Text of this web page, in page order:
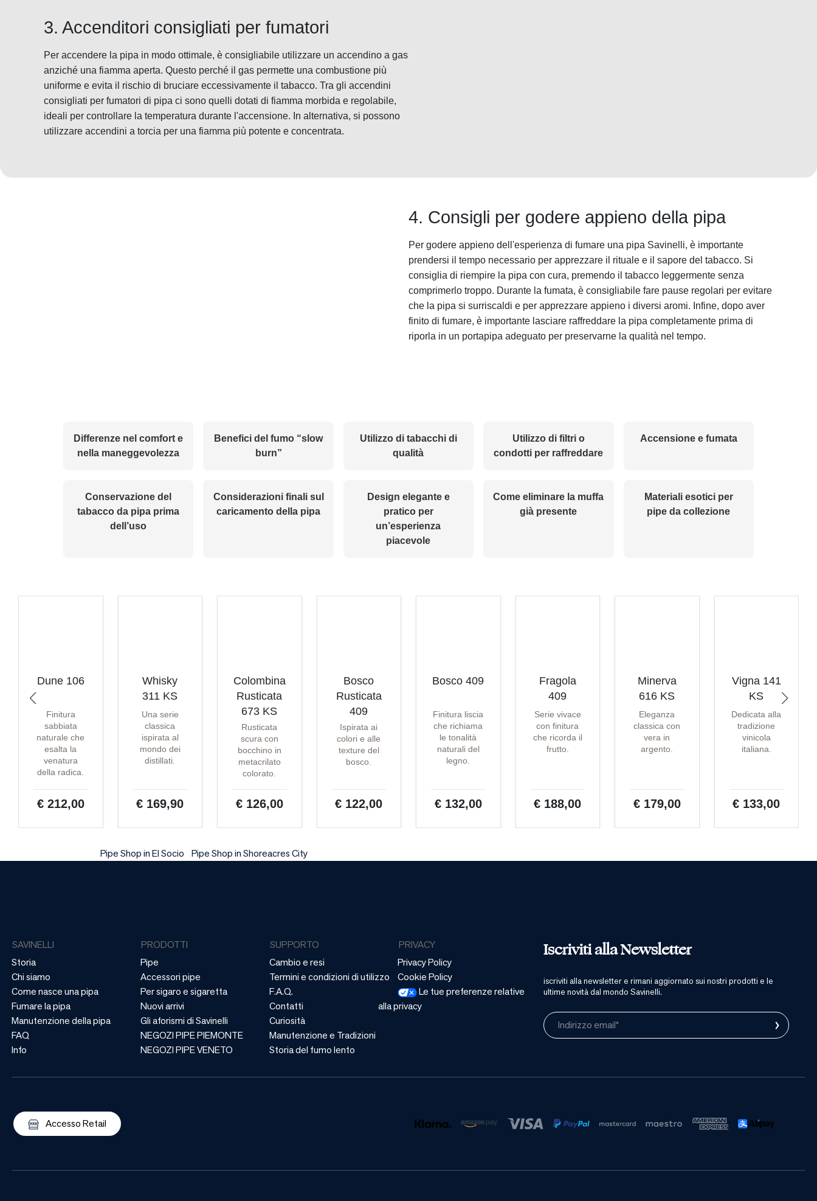
3. Accenditori consigliati per fumatori
Per accendere la pipa in modo ottimale, è consigliabile utilizzare un accendino a gas
anziché una fiamma aperta. Questo perché il gas permette una combustione più
uniforme e evita il rischio di bruciare eccessivamente il tabacco. Tra gli accendini
consigliati per fumatori di pipa ci sono quelli dotati di fiamma morbida e regolabile,
ideali per controllare la temperatura durante l'accensione. In alternativa, si possono
utilizzare accendini a torcia per una fiamma più potente e concentrata.
4. Consigli per godere appieno della pipa
Per godere appieno dell'esperienza di fumare una pipa Savinelli, è importante
prendersi il tempo necessario per apprezzare il rituale e il sapore del tabacco. Si
consiglia di riempire la pipa con cura, premendo il tabacco leggermente senza
comprimerlo troppo. Durante la fumata, è consigliabile fare pause regolari per evitare
che la pipa si surriscaldi e per apprezzare appieno i diversi aromi. Infine, dopo aver
finito di fumare, è importante lasciare raffreddare la pipa completamente prima di
riporla in un portapipa adeguato per preservarne la qualità nel tempo.
Differenze nel comfort e
nella maneggevolezza
Benefici del fumo “slow
burn”
Utilizzo di tabacchi di
qualità
Utilizzo di filtri o
condotti per raffreddare
Accensione e fumata
Conservazione del
tabacco da pipa prima
dell’uso
Considerazioni finali sul
caricamento della pipa
Design elegante e
pratico per
un’esperienza
piacevole
Come eliminare la muffa
già presente
Materiali esotici per
pipe da collezione
Dune 106
Finitura
sabbiata
naturale che
esalta la
venatura
della radica.
€ 212,00
Whisky
311 KS
Una serie
classica
ispirata al
mondo dei
distillati.
€ 169,90
Colombina
Rusticata
673 KS
Rusticata
scura con
bocchino in
metacrilato
colorato.
€ 126,00
Bosco
Rusticata
409
Ispirata ai
colori e alle
texture del
bosco.
€ 122,00
Bosco 409
Finitura liscia
che richiama
le tonalità
naturali del
legno.
€ 132,00
Fragola
409
Serie vivace
con finitura
che ricorda il
frutto.
€ 188,00
Minerva
616 KS
Eleganza
classica con
vera in
argento.
€ 179,00
Vigna 141
KS
Dedicata alla
tradizione
vinicola
italiana.
€ 133,00
Pipe Shop in El Socio Pipe Shop in Shoreacres City
Iscriviti alla Newsletter
iscriviti alla newsletter e rimani aggiornato sui nostri prodotti e le
ultime novità dal mondo Savinelli.
Indirizzo email* ›
SAVINELLI
Storia
Chi siamo
Come nasce una pipa
Fumare la pipa
Manutenzione della pipa
FAQ
Info
PRODOTTI
Pipe
Accessori pipe
Per sigaro e sigaretta
Nuovi arrivi
Gli aforismi di Savinelli
NEGOZI PIPE PIEMONTE
NEGOZI PIPE VENETO
SUPPORTO
Cambio e resi
Termini e condizioni di utilizzo
F.A.Q.
Contatti
Curiosità
Manutenzione e Tradizioni
Storia del fumo lento
PRIVACY
Privacy Policy
Cookie Policy
Le tue preferenze relative
alla privacy
Accesso Retail